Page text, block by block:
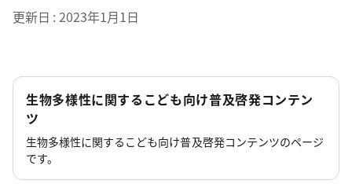
更新日 2023年1月1日
生物多様性に関するこども向け普及啓発コンテン
ツ
生物多様性に関するこども向け普及啓発コンテンツのページ
です。